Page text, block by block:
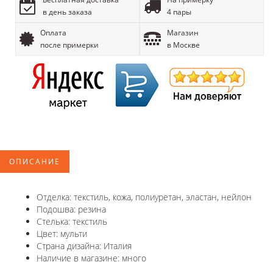
в день заказа
4 пары
Оплата
после примерки
Магазин
в Москве
ОПИСАНИЕ
Отделка: текстиль, кожа, полиуретан, эластан, нейлон
Подошва: резина
Стелька: текстиль
Цвет: мульти
Страна дизайна: Италия
Наличие в магазине: много